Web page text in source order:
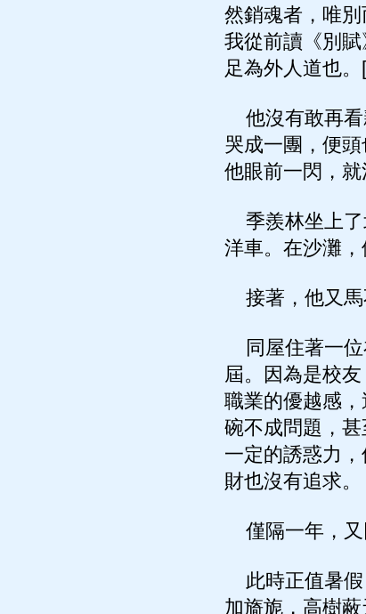
然銷魂者，唯
我從前讀《別
足為外人道也
他沒有敢再看
哭成一團，便
他眼前一閃，就
季羨林坐上了
洋車。在沙灘
接著，他又馬
同屋住著一位
屆。因為是校
職業的優越感
碗不成問題，
一定的誘惑力
財也沒有追求。
僅隔一年，又
此時正值暑假
加旖旎，高樹